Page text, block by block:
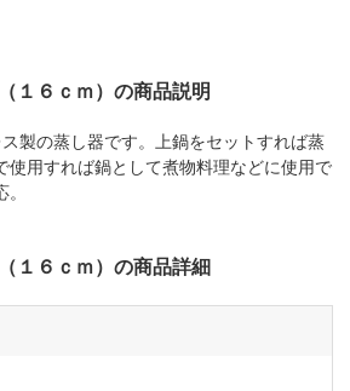
１６ｃｍ）の商品説明
製の蒸し器です。上鍋をセットすれば蒸
使用すれば鍋として煮物料理などに使用で
１６ｃｍ）の商品詳細